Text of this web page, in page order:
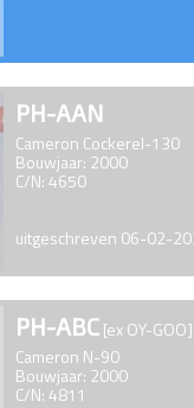
PH-AAN
Cameron Cockerel-130
Bouwjaar: 2000
C/N: 4650
uitgeschreven 06-02-
PH-ABC[ex OY-GOO]
Cameron N-90
Bouwjaar: 2000
C/N: 4811